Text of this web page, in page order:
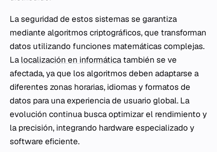
La seguridad de estos sistemas se garantiza
mediante algoritmos criptográficos, que transforman
datos utilizando funciones matemáticas complejas.
La localización en informática también se ve
afectada, ya que los algoritmos deben adaptarse a
diferentes zonas horarias, idiomas y formatos de
datos para una experiencia de usuario global. La
evolución continua busca optimizar el rendimiento y
la precisión, integrando hardware especializado y
software eficiente.